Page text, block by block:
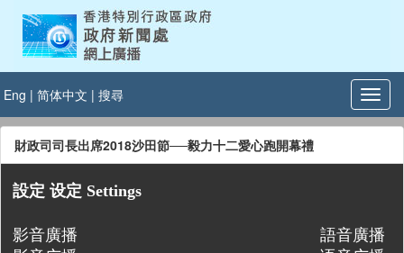
Eng | 简体中文 | 搜尋
財政司司長出席2018沙田節──毅力十二愛心跑開幕禮